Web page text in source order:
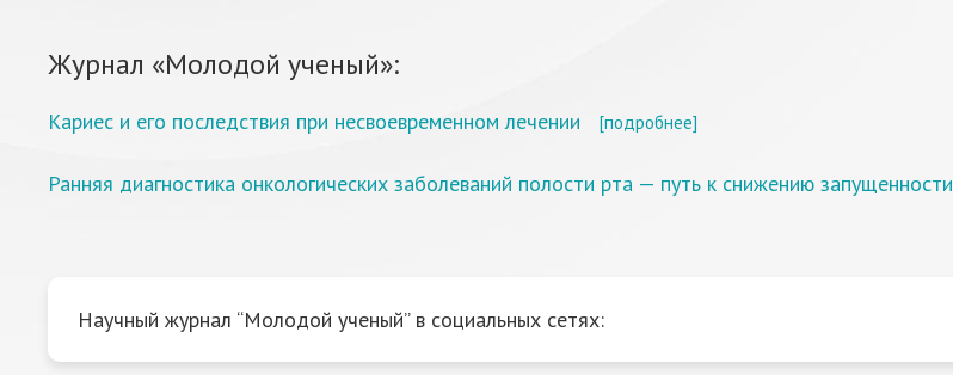
Журнал «Молодой ученый»:
Кариес и его последствия при несвоевременном лечении [подробнее]
Ранняя диагностика онкологических заболеваний полости рта — путь к снижению запущенности
Научный журнал “Молодой ученый” в социальных сетях: